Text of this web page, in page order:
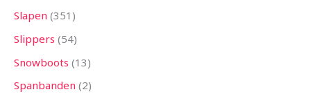
Slapen 351
Slippers 54
Snowboots 13
Spanbanden 2